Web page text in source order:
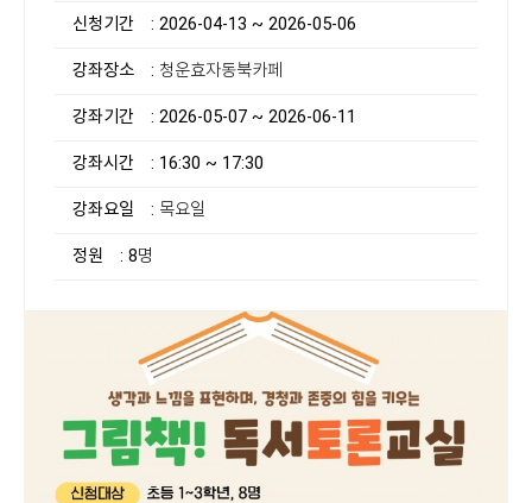
신청기간 : 2026-04-13 ~ 2026-05-06
강좌장소 : 청운효자동북카페
강좌기간 : 2026-05-07 ~ 2026-06-11
강좌시간 : 16:30 ~ 17:30
강좌요일 : 목요일
정원 : 8명